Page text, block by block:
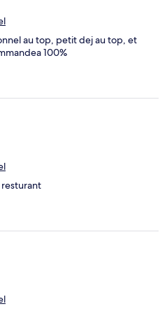
au top, petit dej au top, et
100%